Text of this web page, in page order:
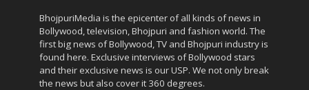
BhojpuriMedia is the epicenter of all kinds of news in
Bollywood, television, Bhojpuri and fashion world. The
first big news of Bollywood, TV and Bhojpuri industry is
found here. Exclusive interviews of Bollywood stars
and their exclusive news is our USP. We not only break
the news but also cover it 360 degrees.